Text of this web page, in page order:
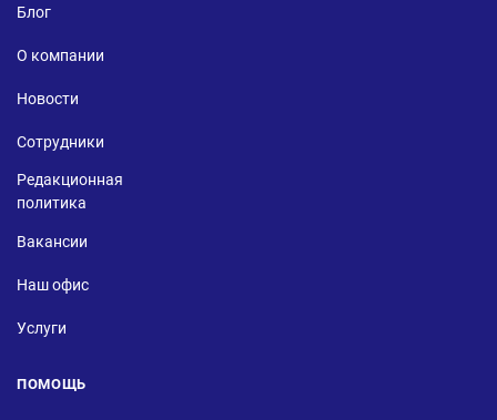
Блог
О компании
Новости
Сотрудники
Редакционная
политика
Вакансии
Наш офис
Услуги
ПОМОЩЬ